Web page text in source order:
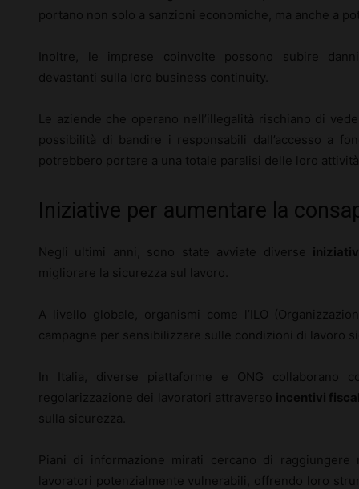
portano non solo a sanzioni economiche, ma anche a
Inoltre, le imprese coinvolte possono subire
devastanti sulla loro business continuity.
Le aziende che operano nell’illegalità rischiano di
possibilità di bandire i responsabili dall’accesso a
potrebbero portare a una totale paralisi delle loro
Iniziative per aumentare la
Negli ultimi anni, sono state avviate diverse
migliorare la sicurezza sul lavoro.
A livello globale, organismi come l’ILO
campagne per sensibilizzare sulle condizioni di lavoro
In Italia, diverse piattaforme e ONG collaborano
regolarizzazione dei lavoratori attraverso incentivi
sulla sicurezza.
Piani di informazione mirati cercano di
lavoratori potenzialmente vulnerabili, offrendo loro